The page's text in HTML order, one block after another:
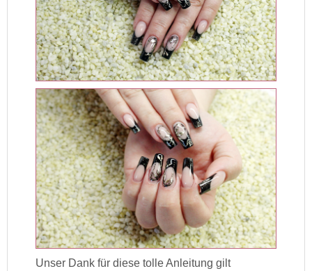
Unser Dank für diese tolle Anleitung gilt